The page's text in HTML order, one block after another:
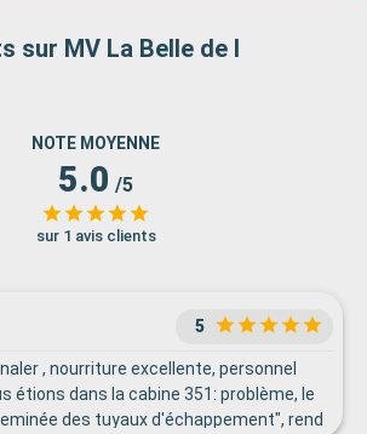
sur MV La Belle de l
NOTE MOYENNE
5.0 /5
sur 1 avis clients
5
, nourriture excellente, personnel
étions dans la cabine 351: problème, le
des tuyaux d'échappement", rend